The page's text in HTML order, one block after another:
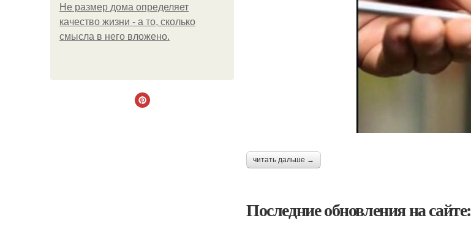
Не размер дома определяет
качество жизни - а то, сколько
смысла в него вложено.
читать дальше →
Последние обновления на сайте: